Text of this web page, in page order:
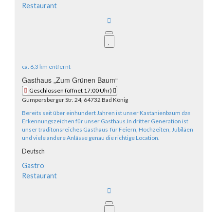
Restaurant
ca. 6,3 km entfernt
Gasthaus „Zum Grünen Baum“
Geschlossen (öffnet 17:00 Uhr)
Gumpersberger Str. 24, 64732 Bad König
Bereits seit über einhundert Jahren ist unser Kastanienbaum das
Erkennungszeichen für unser Gasthaus.In dritter Generation ist
unser traditonsreiches Gasthaus für Feiern, Hochzeiten, Jubiläen
und viele andere Anlässe genau die richtige Location.
Deutsch
Gastro
Restaurant